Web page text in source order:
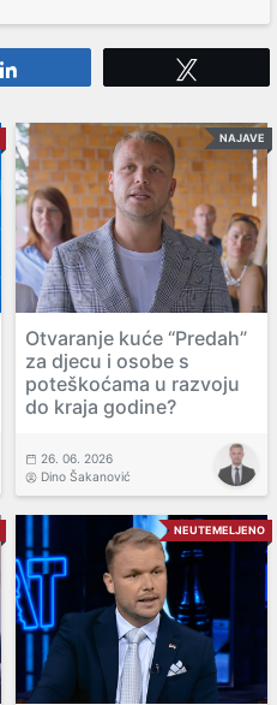
NAJAVE
Otvaranje kuće “Predah”
za djecu i osobe s
poteškoćama u razvoju
do kraja godine?
26. 06. 2026
Dino Šakanović
NEUTEMELJENO